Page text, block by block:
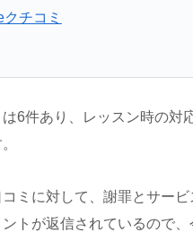
チコミ
6件あり、レッスン時の対
ミに対して、謝罪とサー
トが返信されているので